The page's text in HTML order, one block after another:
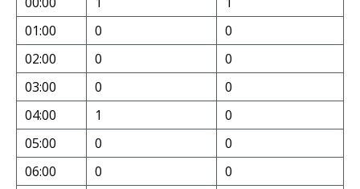
01:00
0
0
02:00
0
0
03:00
0
0
04:00
1
0
05:00
0
0
06:00
0
0